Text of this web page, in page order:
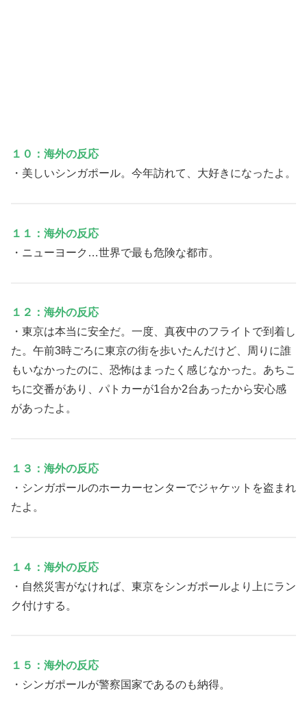
１０：海外の反応
・美しいシンガポール。今年訪れて、大好きになったよ。
１１：海外の反応
・ニューヨーク…世界で最も危険な都市。
１２：海外の反応
・東京は本当に安全だ。一度、真夜中のフライトで到着し
た。午前3時ごろに東京の街を歩いたんだけど、周りに誰
もいなかったのに、恐怖はまったく感じなかった。あちこ
ちに交番があり、パトカーが1台か2台あったから安心感
があったよ。
１３：海外の反応
・シンガポールのホーカーセンターでジャケットを盗まれ
たよ。
１４：海外の反応
・自然災害がなければ、東京をシンガポールより上にラン
ク付けする。
１５：海外の反応
・シンガポールが警察国家であるのも納得。